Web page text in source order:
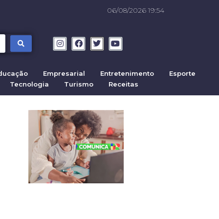
06/08/2026 19:54
Empresarial Entretenimento
Esporte
Tecnologia Turismo Receitas